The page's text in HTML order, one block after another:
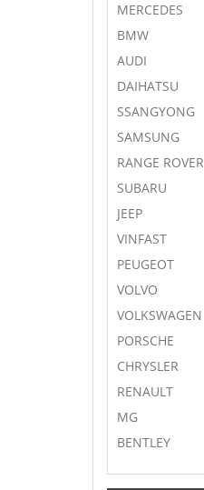
MERCEDES
BMW
AUDI
DAIHATSU
SSANGYONG
SAMSUNG
RANGE ROVER
SUBARU
JEEP
VINFAST
PEUGEOT
VOLVO
VOLKSWAGEN
PORSCHE
CHRYSLER
RENAULT
MG
BENTLEY